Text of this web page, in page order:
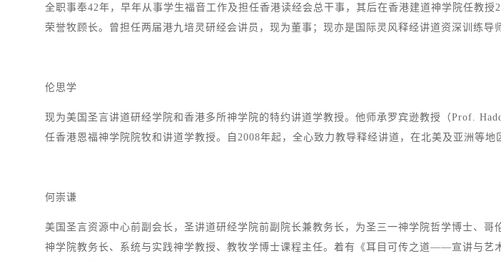
全职事奉42年，早年从事学生福音工作及担任香港读经会总干事，其后在香港建道神学院任教
荣誉牧顾长。曾担任两届港九培灵研经会讲员，现为董事；现亦是国际灵风释经讲道资深训练导
伦思学
现为美国圣言讲道研经学院和香港多所神学院的特约讲道学教授。他师承罗宾逊教授（Prof.
任香港恩福神学院院牧和讲道学教授。自2008年起，全心致力教导释经讲道，在北美及亚洲等
何崇谦
美国圣言资源中心前副会长，圣讲道研经学院前副院长兼教务长，为圣三一神学院哲学博士、
神学院教务长、系统与实践神学教授、教牧学博士课程主任。着有《耳目可传之道——宣讲与